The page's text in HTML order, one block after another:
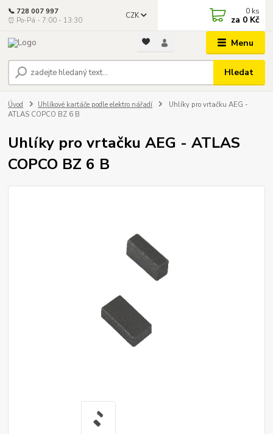
Menu
CZK
Hledat
📞 728 007 997
⏰ Po-Pá - 7:00 - 13:30
0 ks
za 0 Kč
Úvod Uhlíkové kartáče podle elektro nářadí
Uhlíky pro vrtačku AEG -
ATLAS COPCO BZ 6 B
Uhlíky pro vrtačku AEG - ATLAS
COPCO BZ 6 B